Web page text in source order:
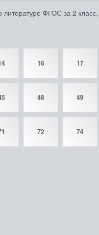
литературе ФГОС за 2
16 17
48 49
72 74